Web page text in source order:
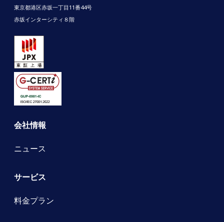
東京都港区赤坂一丁目11番44号
赤坂インターシティ８階
会社情報
ニュース
サービス
料金プラン